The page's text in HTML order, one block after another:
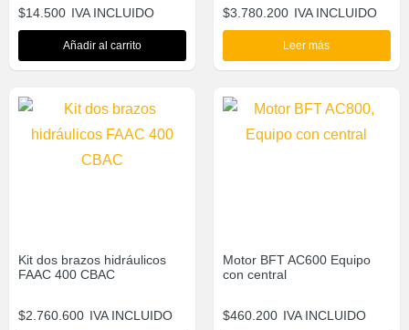
$14.500 IVA INCLUIDO
Añadir al carrito
$3.780.200 IVA INCLUIDO
Leer más
Kit dos brazos hidráulicos
FAAC 400 CBAC
$2.760.600 IVA INCLUIDO
Motor BFT AC600 Equipo
con central
$460.200 IVA INCLUIDO